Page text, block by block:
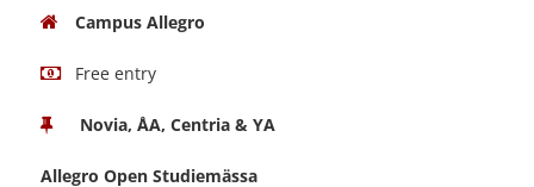
Campus Allegro
Free entry
Novia, ÅA, Centria & YA
Allegro Open Studiemässa